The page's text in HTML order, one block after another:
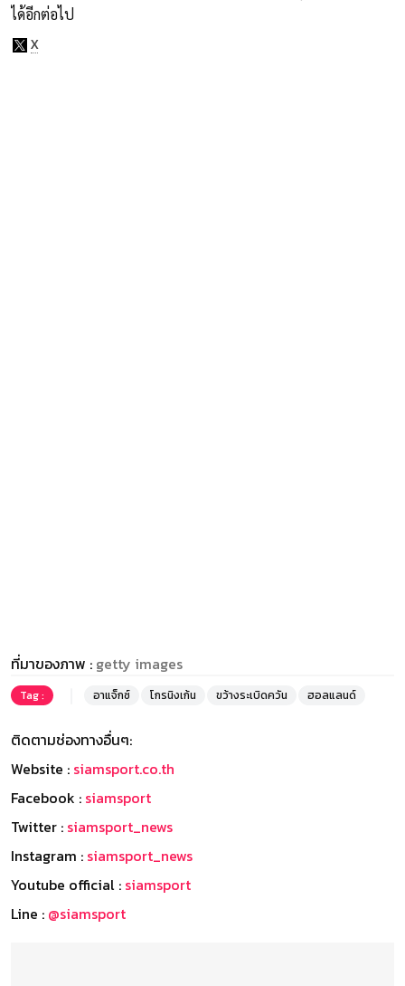
ได้อีกต่อไป
ที่มาของภาพ : getty images
Tag : อาแจ็กซ์ โกรนิงเก้น ขว้างระเบิดควัน ฮอลแลนด์
ติดตามช่องทางอื่นๆ:
Website : siamsport.co.th
Facebook : siamsport
Twitter : siamsport_news
Instagram : siamsport_news
Youtube official : siamsport
Line : @siamsport